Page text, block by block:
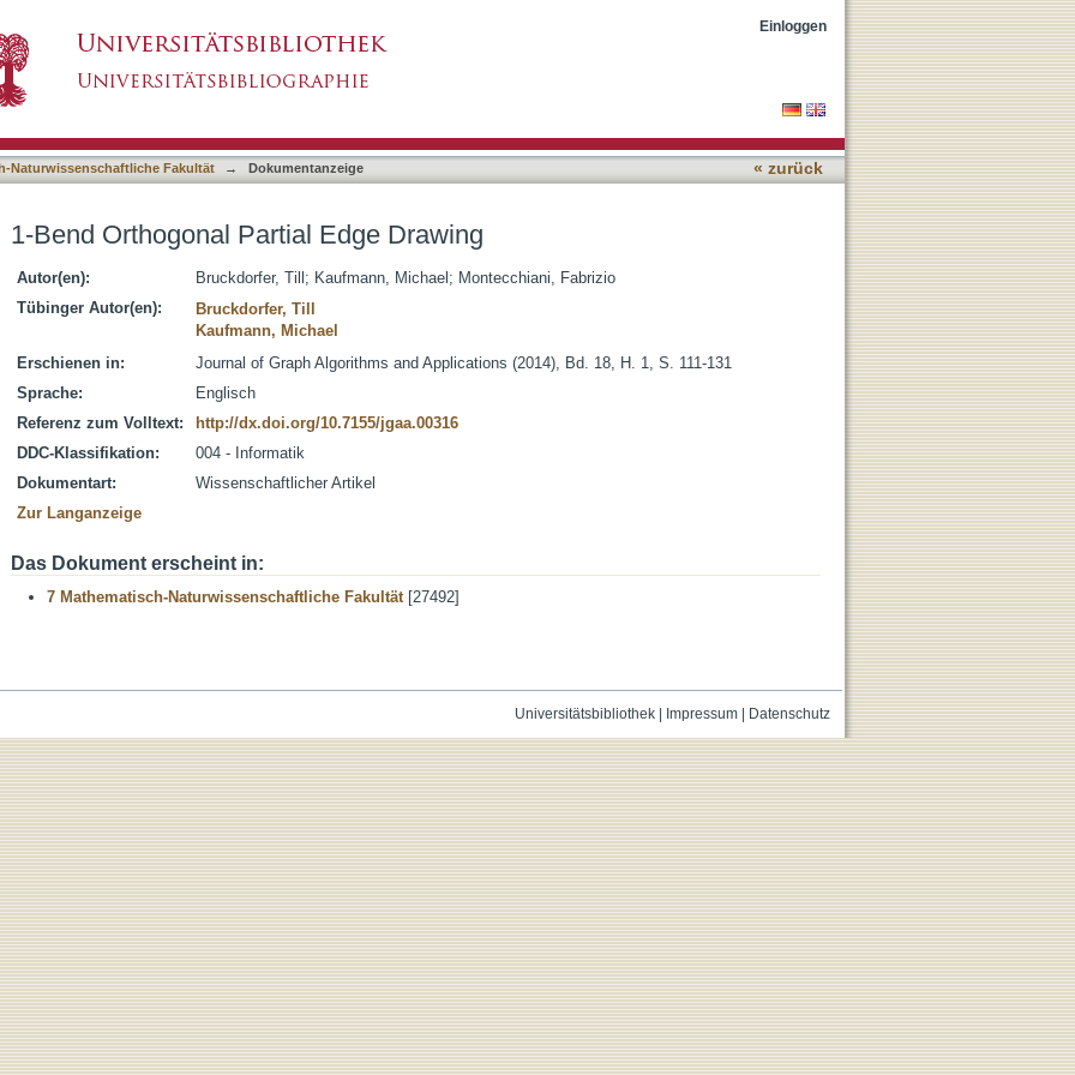
Einloggen
Naturwissenschaftliche Fakultät → Dokumentanzeige « zurück
1-Bend Orthogonal Partial Edge Drawing
Autor(en): Bruckdorfer, Till ; Kaufmann, Michael ; Montecchiani, Fabrizio
Tübinger Autor(en):
Bruckdorfer, Till
Kaufmann, Michael
Erschienen in:
Journal of Graph Algorithms and Applications (2014), Bd. 18, H. 1, S. 111-131
Sprache:
Englisch
Referenz zum Volltext:
http://dx.doi.org/10.7155/jgaa.00316
DDC-Klassifikation:
004 - Informatik
Dokumentart:
Wissenschaftlicher Artikel
Zur Langanzeige
Das Dokument erscheint in:
7 Mathematisch-Naturwissenschaftliche Fakultät[27492]
Universitätsbibliothek| Impressum| Datenschutz